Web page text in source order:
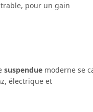
pour un gain
suspendue moderne se
électrique et